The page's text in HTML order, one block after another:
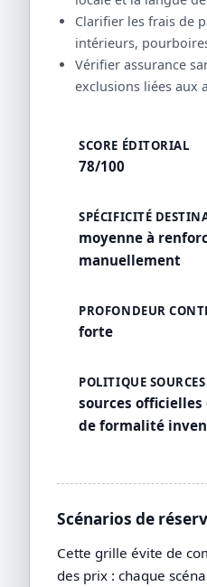
Clarifier les frais de
intérieurs,
Vérifier assurance
exclusions liées aux
SCORE ÉDITORIAL
78/100
SPÉCIFICITÉ
moyenne à
manuellement
PROFONDEUR
forte
POLITIQUE SOURCES
sources
de formalité
Scénarios de
Cette grille évite de
des prix : chaque